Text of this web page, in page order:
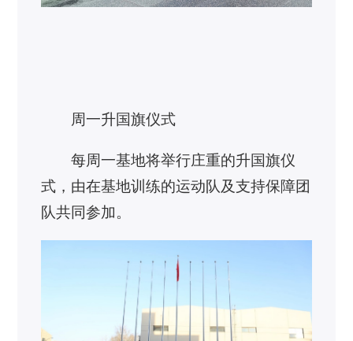
周一升国旗仪式
每周一基地将举行庄重的升国旗仪
式，由在基地训练的运动队及支持保障团
队共同参加。